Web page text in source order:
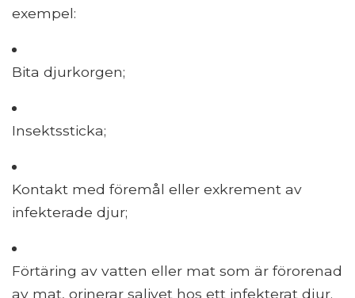
exempel:
Bita djurkorgen;
Insektssticka;
Kontakt med föremål eller exkrement av
infekterade djur;
Förtäring av vatten eller mat som är förorenad
av mat, orinerar salivet hos ett infekterat djur.